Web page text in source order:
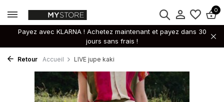
0
Payez avec KLARNA ! Achetez maintenant et payez dans 30
jours sans frais !
Retour Accueil LIVE jupe kaki